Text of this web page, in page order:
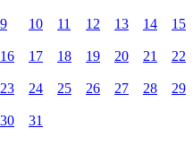
9 10 11 12 13 14 15
16 17 18 19 20 21 22
23 24 25 26 27 28 29
30 31